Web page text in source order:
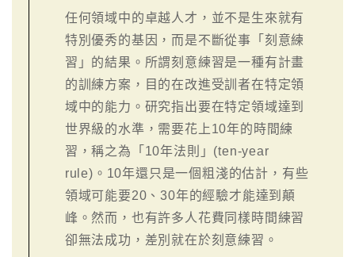
任何領域中的卓越人才，並不是生來就有
特別優秀的基因，而是不斷從事「刻意練
習」的結果。所謂刻意練習是一種有計畫
的訓練方案，目的在改進受訓者在特定領
域中的能力。研究指出要在特定領域達到
世界級的水準，需要花上10年的時間練
習，稱之為「10年法則」(ten-year
rule)。10年還只是一個粗淺的估計，有些
領域可能要20、30年的經驗才能達到顛
峰。然而，也有許多人花費同樣時間練習
卻無法成功，差別就在於刻意練習。